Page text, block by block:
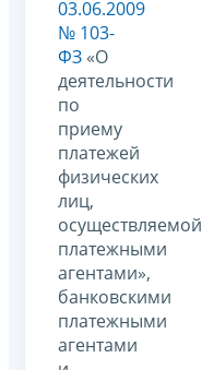
03.06.2009
№ 103-
ФЗ «О
деятельности
по
приему
платежей
физических
лиц,
осуществляемой
платежными
агентами»,
банковскими
платежными
агентами